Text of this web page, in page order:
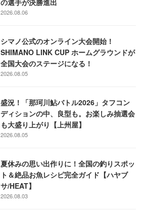
の選手が決勝進出
2026.08.06
シマノ公式のオンライン大会開始！
SHIMANO LINK CUP ホームグラウンドが
全国大会のステージになる！
2026.08.05
盛況！「那珂川鮎バトル2026」タフコン
ディションの中、良型も。お楽しみ抽選会
も大盛り上がり【上州屋】
2026.08.05
夏休みの思い出作りに！全国の釣りスポッ
ト＆絶品お魚レシピ完全ガイド【ハヤブ
サ/HEAT】
2026.08.03